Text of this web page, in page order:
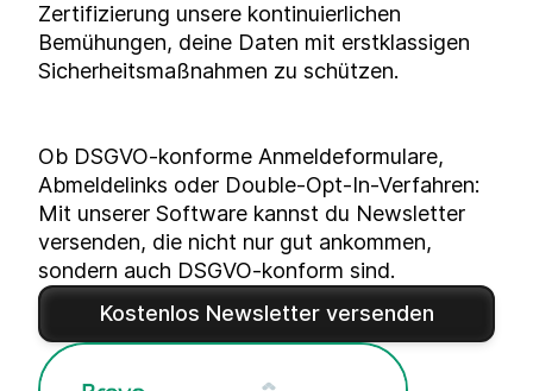
Zertifizierung unsere kontinuierlichen
Bemühungen, deine Daten mit erstklassigen
Sicherheitsmaßnahmen zu schützen.
Ob DSGVO-konforme Anmeldeformulare,
Abmeldelinks oder Double-Opt-In-Verfahren:
Mit unserer Software kannst du Newsletter
versenden, die nicht nur gut ankommen,
sondern auch DSGVO-konform sind.
Kostenlos Newsletter versenden